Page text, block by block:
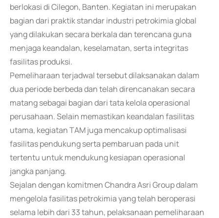
berlokasi di Cilegon, Banten. Kegiatan ini merupakan
bagian dari praktik standar industri petrokimia global
yang dilakukan secara berkala dan terencana guna
menjaga keandalan, keselamatan, serta integritas
fasilitas produksi.
Pemeliharaan terjadwal tersebut dilaksanakan dalam
dua periode berbeda dan telah direncanakan secara
matang sebagai bagian dari tata kelola operasional
perusahaan. Selain memastikan keandalan fasilitas
utama, kegiatan TAM juga mencakup optimalisasi
fasilitas pendukung serta pembaruan pada unit
tertentu untuk mendukung kesiapan operasional
jangka panjang.
Sejalan dengan komitmen Chandra Asri Group dalam
mengelola fasilitas petrokimia yang telah beroperasi
selama lebih dari 33 tahun, pelaksanaan pemeliharaan